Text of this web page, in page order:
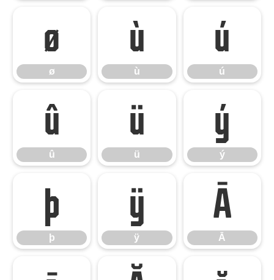
ø
ø
ù
ù
ú
ú
û
û
ü
ü
ý
ý
þ
þ
ÿ
ÿ
Ā
Ā